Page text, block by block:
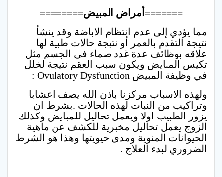
=======أمراض المبيض========
مما يؤدي إلى عدم انتظام الاباضة وقد ينشأ
نتيجة التقدم بالعمر أو نتيجة حالات طبية لها
علاقه بوظائف عدة غدد صماء في الجسم مثل
تكيس المبايض ويكون سبب العقم نتيجة لخلل
في وظيفة المبيض Ovulatory Dysfunction :
ولهذه الاسباب مركزنا باذن الله يصف اعشابا
وتراكيب من النبات لهذه الحالات .بشرط ان
يزور الطبيب اولا ويعمل تحاليل للمبايض وكذلك
الزوج يعمل تحاليل مخبرية للكشف عن ماهية
الحيوانات المنوية ومدى حيويتها وهذا هو الشرط
الضروري لبدء العلاج .